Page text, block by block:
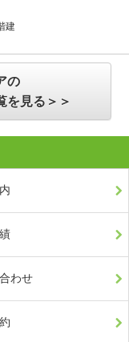
建
の
を見る＞＞
わせ